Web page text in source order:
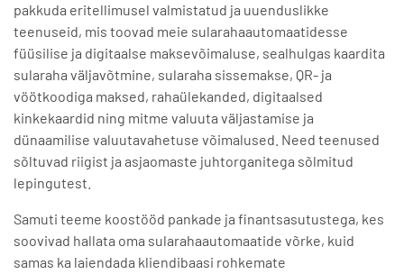
pakkuda eritellimusel valmistatud ja uuenduslikke
teenuseid, mis toovad meie sularahaautomaatidesse
füüsilise ja digitaalse maksevõimaluse, sealhulgas kaardita
sularaha väljavõtmine, sularaha sissemakse, QR- ja
vöötkoodiga maksed, rahaülekanded, digitaalsed
kinkekaardid ning mitme valuuta väljastamise ja
dünaamilise valuutavahetuse võimalused. Need teenused
sõltuvad riigist ja asjaomaste juhtorganitega sõlmitud
lepingutest.
Samuti teeme koostööd pankade ja finantsasutustega, kes
soovivad hallata oma sularahaautomaatide võrke, kuid
samas ka laiendada kliendibaasi rohkemate